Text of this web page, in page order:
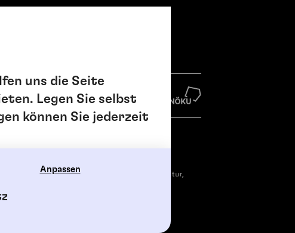
uns die Seite
Legen Sie selbst
können Sie jederzeit
Anpassen